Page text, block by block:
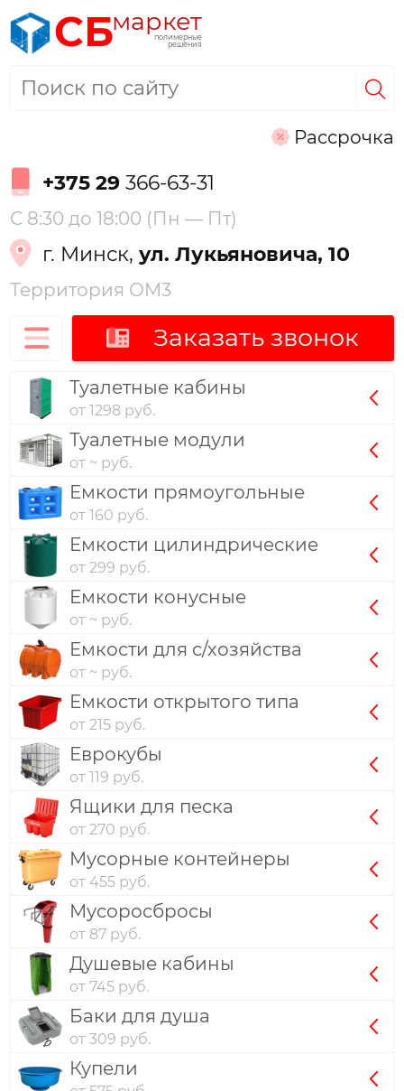
СБмаркет
полимерные
решения
Рассрочка
+375 29 366-63-31
С 8:30 до 18:00 (Пн — Пт)
г. Минск,ул. Лукьяновича, 10
Территория ОМ3
Заказать звонок
Туалетные кабины
от 1298 руб.
Туалетные модули
от ~ руб.
Емкости прямоугольные
от 160 руб.
Емкости цилиндрические
от 299 руб.
Емкости конусные
от ~ руб.
Емкости для с/хозяйства
от ~ руб.
Емкости открытого типа
от 215 руб.
Еврокубы
от 119 руб.
Ящики для песка
от 270 руб.
Мусорные контейнеры
от 455 руб.
Мусоросбросы
от 87 руб.
Душевые кабины
от 745 руб.
Баки для душа
от 309 руб.
Купели